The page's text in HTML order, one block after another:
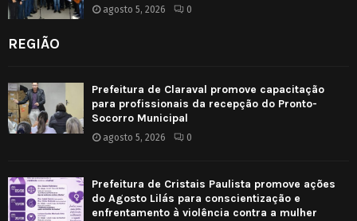
agosto 5, 2026 0
REGIÃO
Prefeitura de Claraval promove capacitação
para profissionais da recepção do Pronto-
Socorro Municipal
agosto 5, 2026 0
Prefeitura de Cristais Paulista promove ações
do Agosto Lilás para conscientização e
enfrentamento à violência contra a mulher